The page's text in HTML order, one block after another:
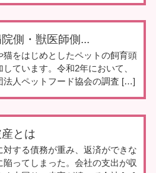
側・獣医師側...
猫をはじめとしたペットの飼育頭
しています。令和2年において、
法人ペットフード協会の調査 […]
とは
対する債務が重み、返済ができな
陥ってしまった。会社の支出が収